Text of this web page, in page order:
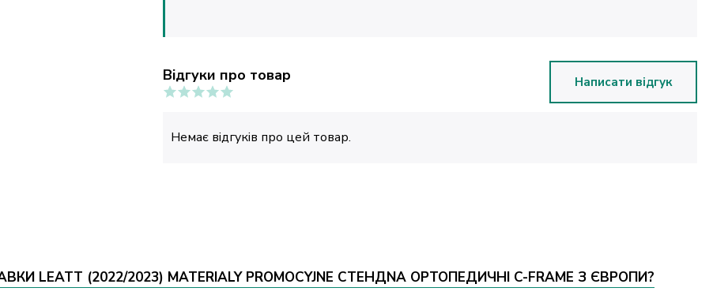
Відгуки про товар Написати відгук
Немає відгуків про цей товар.
LEATT (2022/2023) MATERIALY PROMOCYJNE СТЕНДNA ОРТОПЕДИЧНІ C-FRAME З ЄВРОПИ?